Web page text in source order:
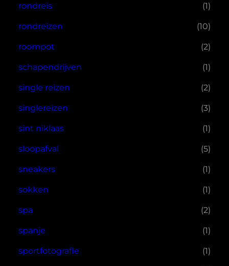
rondreis (1)
rondreizen (10)
roompot (2)
schapendrijven (1)
single reizen (2)
singlereizen (3)
sint niklaas (1)
sloopafval (5)
sneakers (1)
sokken (1)
spa (2)
spanje (1)
sportfotografie (1)